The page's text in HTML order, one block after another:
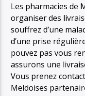
Les pharmacies de
organiser des
souffrez d’une
d’une prise
pouvez pas vous
assurons une
Vous prenez
Meldoises